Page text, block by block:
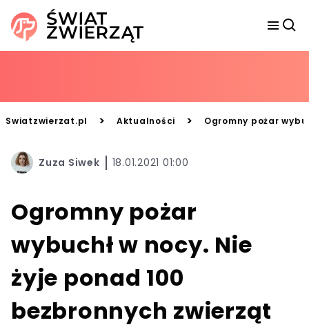
Swiatzwierzat.pl > Aktualności > Ogromny pożar
Zuza Siwek 18.01.2021 01:00
Ogromny pożar
wybuchł w nocy. Nie
żyje ponad 100
bezbronnych zwierząt